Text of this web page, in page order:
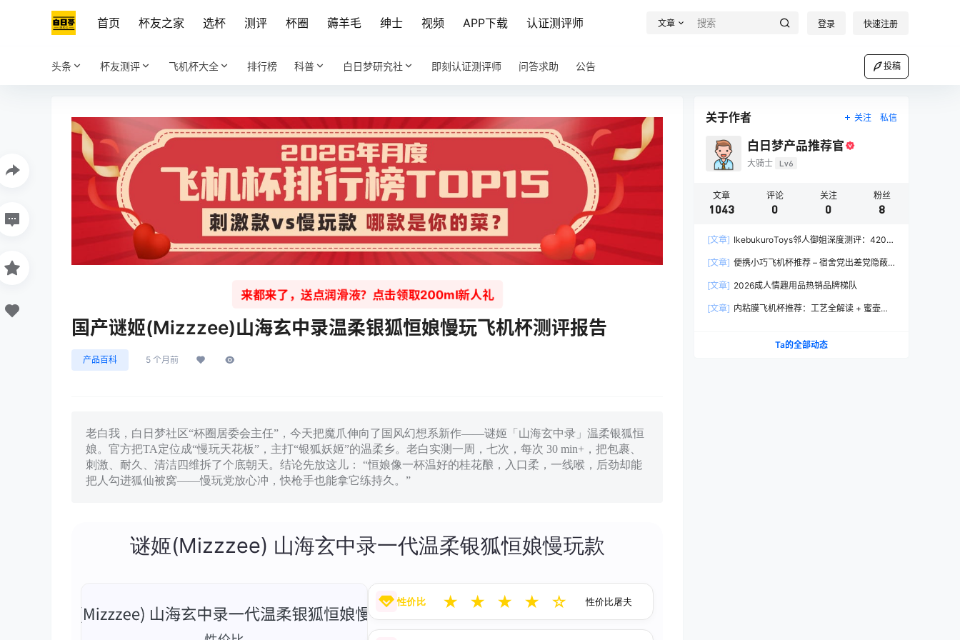
首页 杯友之家 选杯 测评 杯圈 薅羊毛 绅士 视频 APP下载 认证测评师 文章 登录 快速注册
头条 杯友测评 飞机杯大全 排行榜 科普 白日梦研究社 即刻认证测评师 问答求助 公告 投稿
来都来了，送点润滑液？点击领取200ml新人礼
国产谜姬(Mizzzee)山海玄中录温柔银狐恒娘慢玩飞机杯测评报告
产品百科 5 个月前
老白我，白日梦社区“杯圈居委会主任”，今天把魔爪伸向了国风幻想系新作——谜姬「山海玄中录」温柔银狐恒
娘。官方把TA定位成“慢玩天花板”，主打“银狐妖姬”的温柔乡。老白实测一周，七次，每次 30 min+，把包裹、
刺激、耐久、清洁四维拆了个底朝天。结论先放这儿： “恒娘像一杯温好的桂花酿，入口柔，一线喉，后劲却能
把人勾进狐仙被窝——慢玩党放心冲，快枪手也能拿它练持久。”
谜姬(Mizzzee) 山海玄中录一代温柔银狐恒娘慢玩款
性价比 ★ ★ ★ ★ ☆ 性价比屠夫
关于作者 关注 私信
白日梦产品推荐官
大骑士 Lv6
文章
1043
评论
0
关注
0
粉丝
8
[文章] IkebukuroToys邻人御姐深度测评：420g
[文章] 便携小巧飞机杯推荐 – 宿舍党出差党隐蔽
[文章] 2026成人情趣用品热销品牌梯队
[文章] 内粘膜飞机杯推荐：工艺全解读 + 蜜壶香
Ta的全部动态